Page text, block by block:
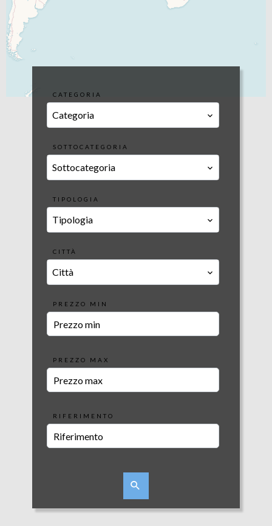
CATEGORIA
Categoria
SOTTOCATEGORIA
Sottocategoria
TIPOLOGIA
Tipologia
CITTÀ
Città
PREZZO MIN
PREZZO MAX
RIFERIMENTO